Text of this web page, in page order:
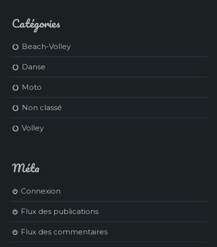
Catégories
Beach-Volley
Danse
Moto
Non classé
Volley
Méta
Connexion
Flux des publications
Flux des commentaires